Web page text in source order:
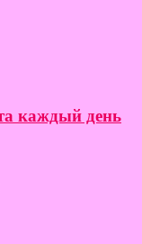
каждый день